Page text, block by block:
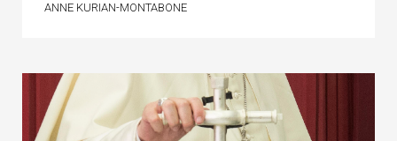
ANNE KURIAN-MONTABONE